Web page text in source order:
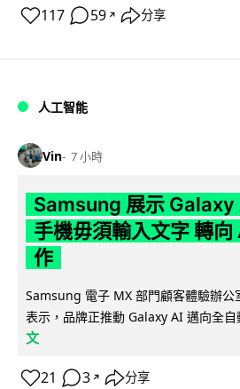
117 59 ↗ 分享
人工智能
Vin 7 小時
Samsung 展示 Galaxy
手機毋須輸入文字 轉向
作
Samsung 電子 MX 部門顧客體驗辦公
表示，品牌正推動 Galaxy AI 邁向全
文
21 3 ↗ 分享